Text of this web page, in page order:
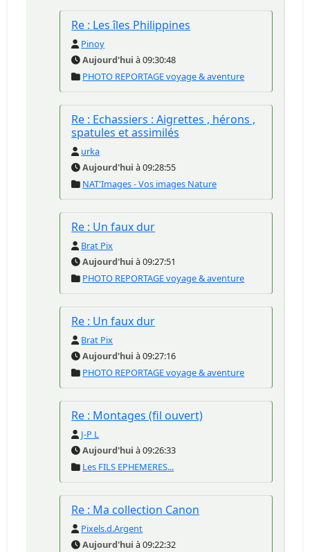
Re : Les îles Philippines
Pinoy
Aujourd'hui à 09:30:48
PHOTO REPORTAGE voyage & aventure
Re : Echassiers : Aigrettes , hérons ,
spatules et assimilés
urka
Aujourd'hui à 09:28:55
NAT'Images - Vos images Nature
Re : Un faux dur
Brat Pix
Aujourd'hui à 09:27:51
PHOTO REPORTAGE voyage & aventure
Re : Un faux dur
Brat Pix
Aujourd'hui à 09:27:16
PHOTO REPORTAGE voyage & aventure
Re : Montages (fil ouvert)
J-P L
Aujourd'hui à 09:26:33
Les FILS EPHEMERES...
Re : Ma collection Canon
Pixels.d.Argent
Aujourd'hui à 09:22:32